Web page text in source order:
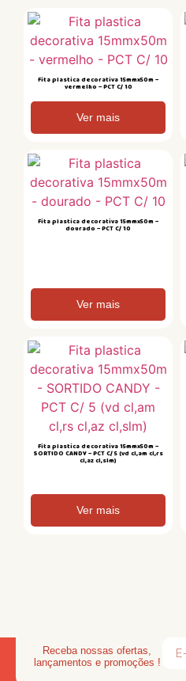
Fita plastica decorativa 15mmx50m –
vermelho – PCT C/ 10
Ver mais
Fita plastica decorativa 15mmx50m –
dourado – PCT C/ 10
Ver mais
Fita plastica decorativa 15mmx50m –
SORTIDO CANDY – PCT C/ 5 (vd cl,am cl,rs
cl,az cl,slm)
Ver mais
Receba nossas ofertas,
lançamentos e promoções !